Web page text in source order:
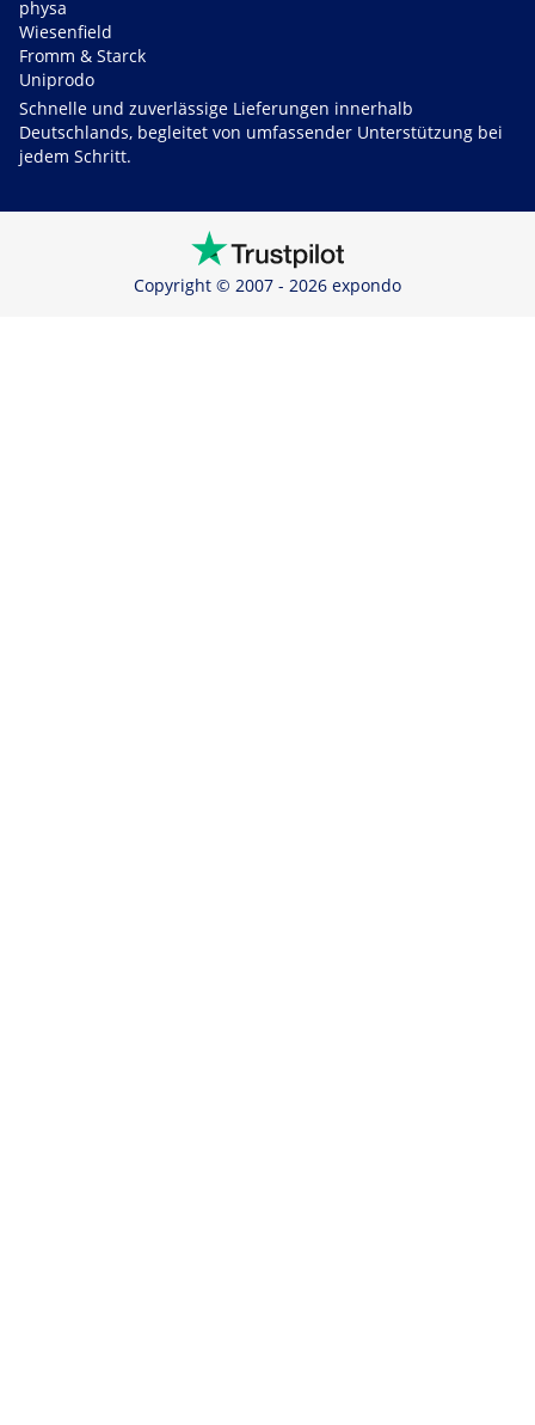
physa
Wiesenfield
Fromm & Starck
Uniprodo
Schnelle und zuverlässige Lieferungen innerhalb
Deutschlands, begleitet von umfassender Unterstützung bei
jedem Schritt.
Copyright © 2007 - 2026 expondo